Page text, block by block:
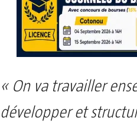
« On va travailler
développer et